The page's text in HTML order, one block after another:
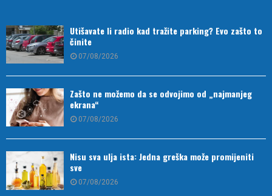
Utišavate li radio kad tražite parking? Evo zašto to
činite
07/08/2026
Zašto ne možemo da se odvojimo od „najmanjeg
ekrana“
07/08/2026
Nisu sva ulja ista: Jedna greška može promijeniti
sve
07/08/2026